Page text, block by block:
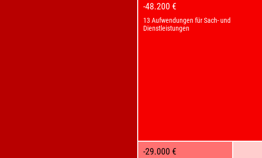
-48.200 €
13 Aufwendungen für Sach- und
Dienstleistungen
-29.000 €